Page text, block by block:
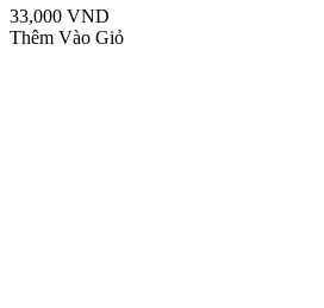
33,000 VND
Thêm Vào Giỏ